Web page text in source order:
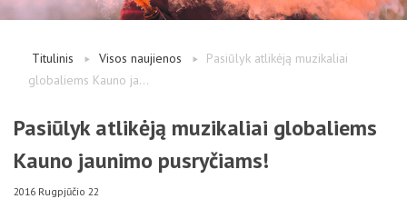
Studentams
Studentų atstovai
Titulinis Visos naujienos
Pasiūlyk atlikėją muzikaliai
globaliems Kauno ja...
Pasiūlyk atlikėją muzikaliai globaliems
Kauno jaunimo pusryčiams!
2016 Rugpjūčio 22